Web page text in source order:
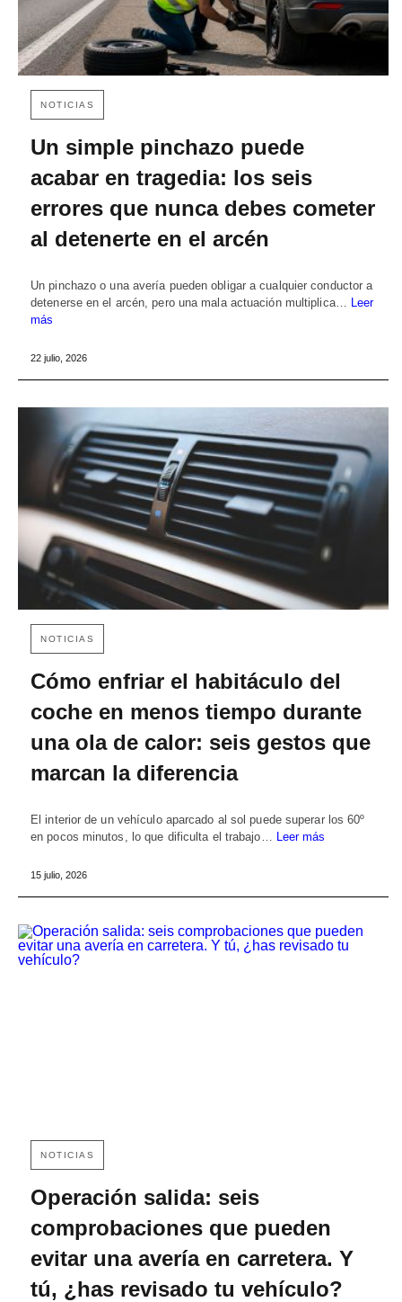
NOTICIAS
Un simple pinchazo puede
acabar en tragedia: los seis
errores que nunca debes cometer
al detenerte en el arcén
Un pinchazo o una avería pueden obligar a cualquier conductor a
detenerse en el arcén, pero una mala actuación multiplica… Leer
más
22 julio, 2026
NOTICIAS
Cómo enfriar el habitáculo del
coche en menos tiempo durante
una ola de calor: seis gestos que
marcan la diferencia
El interior de un vehículo aparcado al sol puede superar los 60º
en pocos minutos, lo que dificulta el trabajo… Leer más
15 julio, 2026
NOTICIAS
Operación salida: seis
comprobaciones que pueden
evitar una avería en carretera. Y
tú, ¿has revisado tu vehículo?